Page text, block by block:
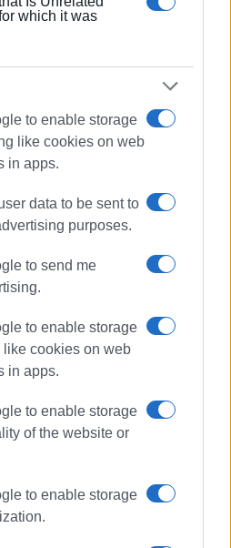
which it was
to enable storage
like cookies on web
in apps.
data to be sent to
purposes.
to send me
to enable storage
cookies on web
in apps.
to enable storage
of the website or
to enable storage
ξένη ποίηση» που εξέδωσε
καθώς και το
σημαίες και σύμβολα της
η Τράπεζα σε
Ιστορικό Μουσείο, υπό την
της εικαστικού κας Έλενας
του βιβλίου, στο
x 22,5 εκ. / σ.180), που
αρχειακή και εικαστική
εγκατάσταση των προσφύγων
και της Ανατολικής
και την πρόσληψή της
και τους απογόνους
παράλληλα ιχνηλατούν το
μέρες μας.
και Γεωργία
του έργου ανέλαβε η